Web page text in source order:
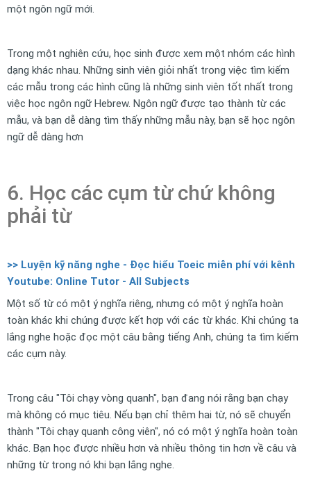
một ngôn ngữ mới.
Trong một nghiên cứu, học sinh được xem một nhóm các hình
dạng khác nhau. Những sinh viên giỏi nhất trong việc tìm kiếm
các mẫu trong các hình cũng là những sinh viên tốt nhất trong
việc học ngôn ngữ Hebrew. Ngôn ngữ được tạo thành từ các
mẫu, và bạn dễ dàng tìm thấy những mẫu này, bạn sẽ học ngôn
ngữ dễ dàng hơn
6. Học các cụm từ chứ không
phải từ
>> Luyện kỹ năng nghe - Đọc hiểu Toeic miễn phí với kênh
Youtube: Online Tutor - All Subjects
Một số từ có một ý nghĩa riêng, nhưng có một ý nghĩa hoàn
toàn khác khi chúng được kết hợp với các từ khác. Khi chúng ta
lắng nghe hoặc đọc một câu bằng tiếng Anh, chúng ta tìm kiếm
các cụm này.
Trong câu "Tôi chạy vòng quanh", bạn đang nói rằng bạn chạy
mà không có mục tiêu. Nếu bạn chỉ thêm hai từ, nó sẽ chuyển
thành "Tôi chạy quanh công viên", nó có một ý nghĩa hoàn toàn
khác. Bạn học được nhiều hơn và nhiều thông tin hơn về câu và
những từ trong nó khi bạn lắng nghe.